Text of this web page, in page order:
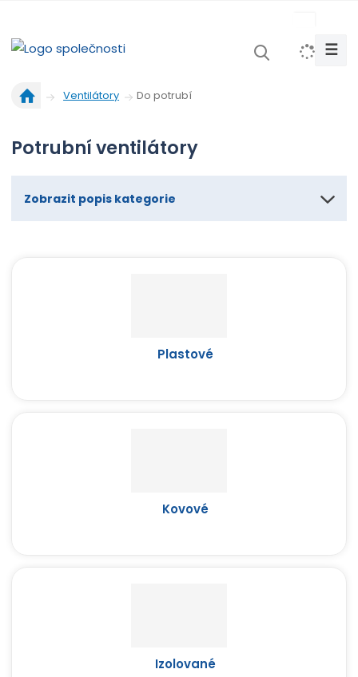
☰
d
í
s
Ventilátory Do potrubí
Potrubní ventilátory
Zobrazit popis kategorie
Plastové
Kovové
Izolované